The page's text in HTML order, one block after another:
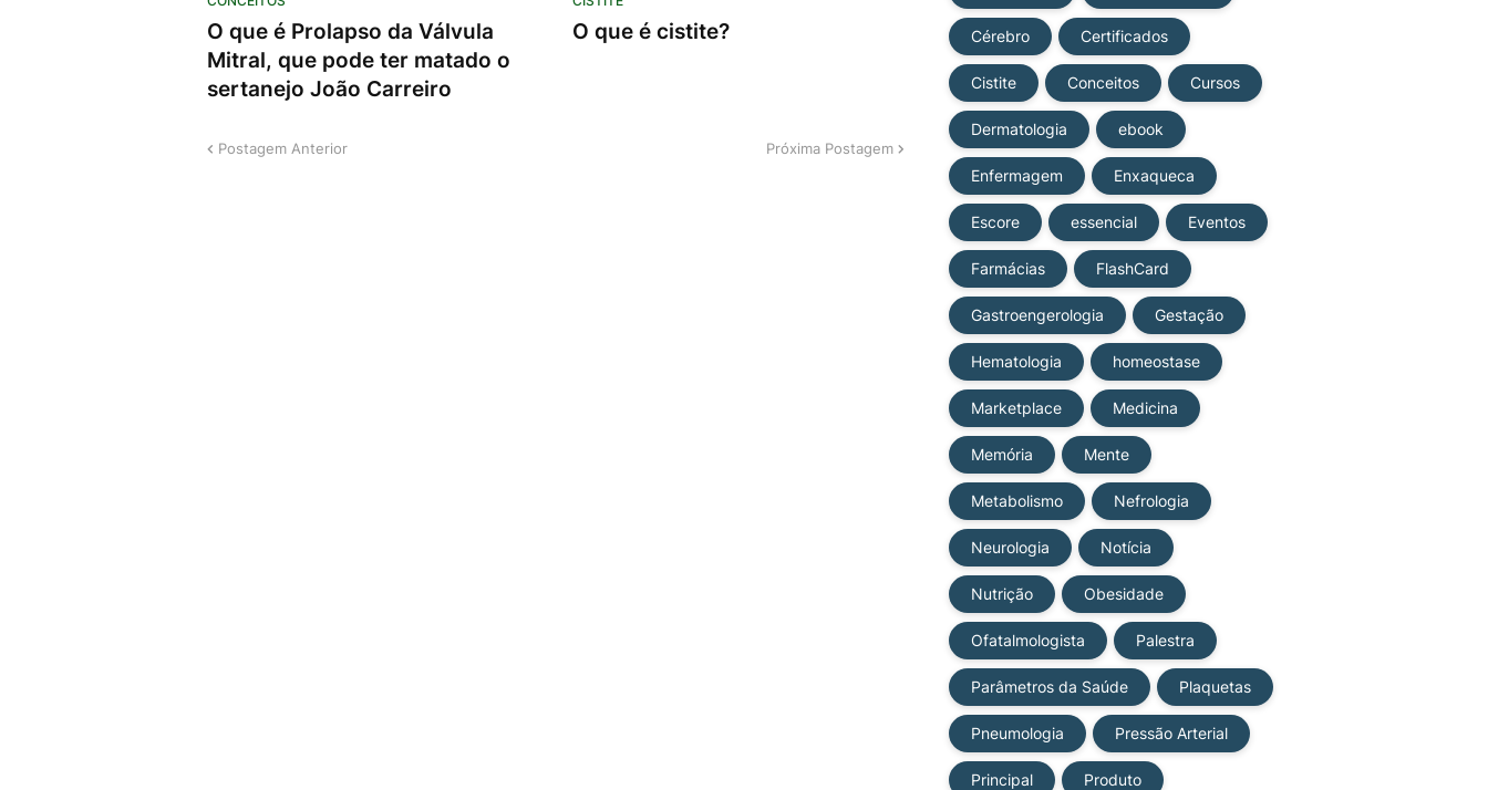
O que é Prolapso da Válvula
Mitral, que pode ter matado o
sertanejo João Carreiro
O que é cistite?
Postagem Anterior Próxima Postagem
Cérebro Certificados
Cistite Conceitos Cursos
Dermatologia ebook
Enfermagem Enxaqueca
Escore essencial Eventos
Farmácias FlashCard
Gastroengerologia Gestação
Hematologia homeostase
Marketplace Medicina
Memória Mente
Metabolismo Nefrologia
Neurologia Notícia
Nutrição Obesidade
Ofatalmologista Palestra
Parâmetros da Saúde Plaquetas
Pneumologia Pressão Arterial
Principal Produto